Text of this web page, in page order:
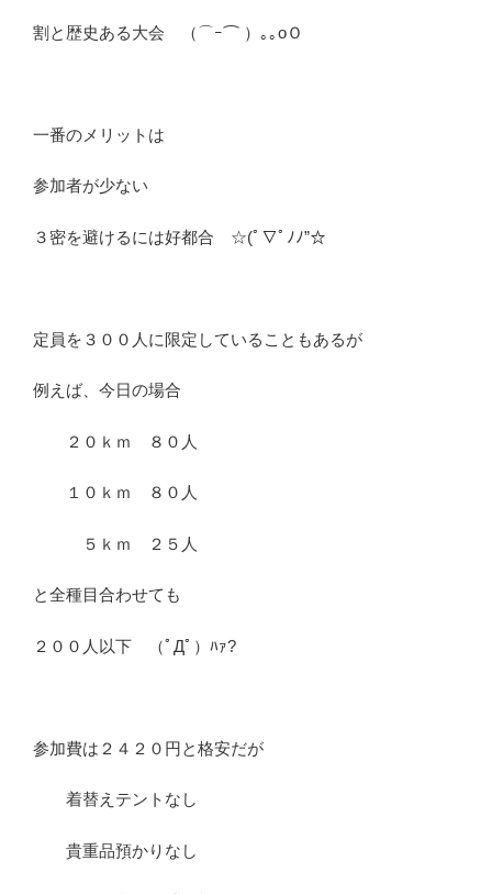
割と歴史ある大会 （⌒ｰ⌒ ）｡｡oＯ
一番のメリットは
参加者が少ない
３密を避けるには好都合 ☆(ﾟ∇ﾟﾉﾉ”☆
定員を３００人に限定していることもあるが
例えば、今日の場合
２０ｋｍ ８０人
１０ｋｍ ８０人
５ｋｍ ２５人
と全種目合わせても
２００人以下 （ﾟДﾟ）ﾊｧ?
参加費は２４２０円と格安だが
着替えテントなし
貴重品預かりなし